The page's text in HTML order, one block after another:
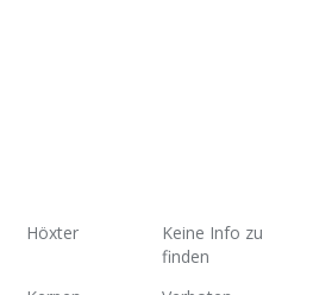
Höxter
Keine Info zu
finden